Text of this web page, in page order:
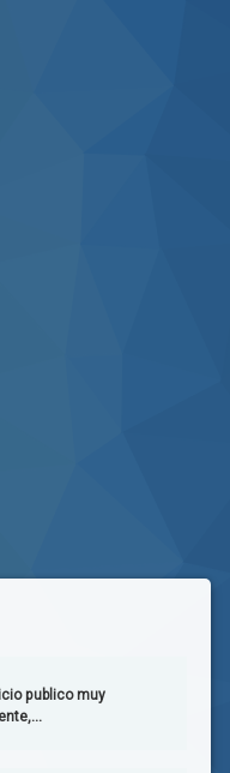
publico muy